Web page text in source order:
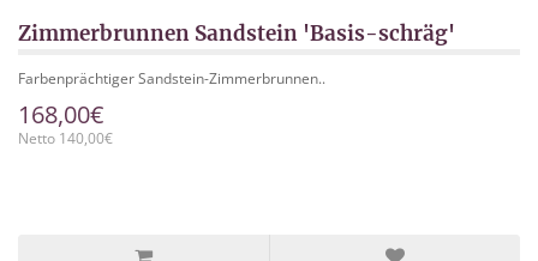
Zimmerbrunnen Sandstein 'Basis-schräg'
Farbenprächtiger Sandstein-Zimmerbrunnen..
168,00€
Netto 140,00€